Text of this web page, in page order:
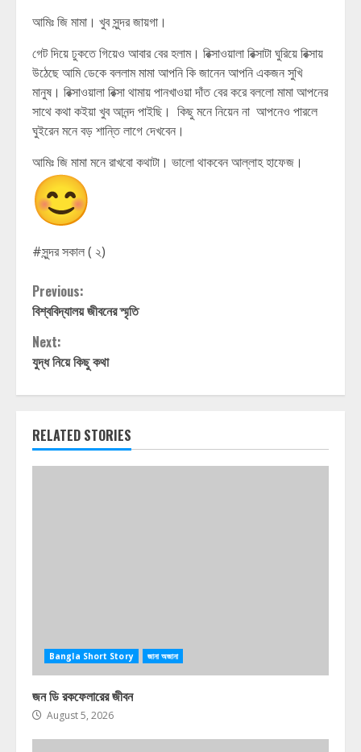
আমিঃ জি মামা। খুব সুন্দর জায়গা।
গেট দিয়ে ঢুকতে গিয়েও আবার বের হলাম। রিক্সাওয়ালা রিক্সাটা ঘুরিয়ে রিক্সায়
উঠেছে আমি ডেকে বললাম মামা আপনি কি জানেন আপনি একজন সুখি
মানুষ। রিক্সাওয়ালা রিক্সা থামায় পানখাওয়া দাঁত বের করে বললো মামা আপনের
সাথে কথা কইয়া খুব আনন্দ পাইছি। কিছু মনে নিয়েন না আপনেও পারলে
ঘুইরেন মনে বড় শান্তি লাগে দেখবেন।
আমিঃ জি মামা মনে রাখবো কথাটা। ভালো থাকবেন আল্লাহ হাফেজ।
#সুন্দর সকাল ( ২)
Continue
Reading
Previous:
বিশ্ববিদ্যালয় জীবনের স্মৃতি
Next:
যুদ্ধ নিয়ে কিছু কথা
RELATED STORIES
Bangla Short Story জানা অজানা
জন ডি রকফেলারের জীবন
August 5, 2026